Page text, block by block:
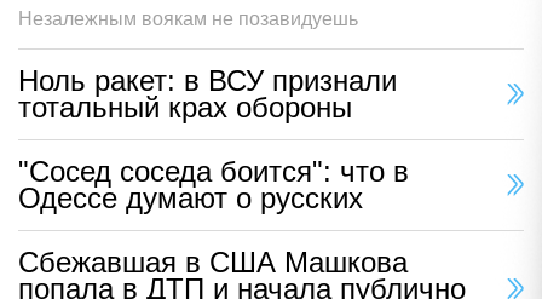
Незалежным воякам не позавидуешь
Ноль ракет: в ВСУ признали
тотальный крах обороны
"Сосед соседа боится": что в
Одессе думают о русских
Сбежавшая в США Машкова
попала в ДТП и начала публично